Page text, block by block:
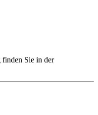
finden Sie in der